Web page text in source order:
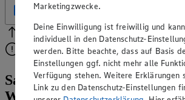
Geprüft
Bitte Pfeile benutzen
Vielen Dank für
Bitte wähle eine Bewertung aus, um
Sauerampfersuppe-Rezept:
Wildkraut für feine Suppe
Marketingzwecke.
Deine Einwilligung ist freiwillig und
individuell in den Datenschutz-
werden. Bitte beachte, dass auf Basis
Einstellungen ggf. nicht mehr alle
Verfügung stehen. Weitere Erklärungen
Link zu den Datenschutz-Einstellungen